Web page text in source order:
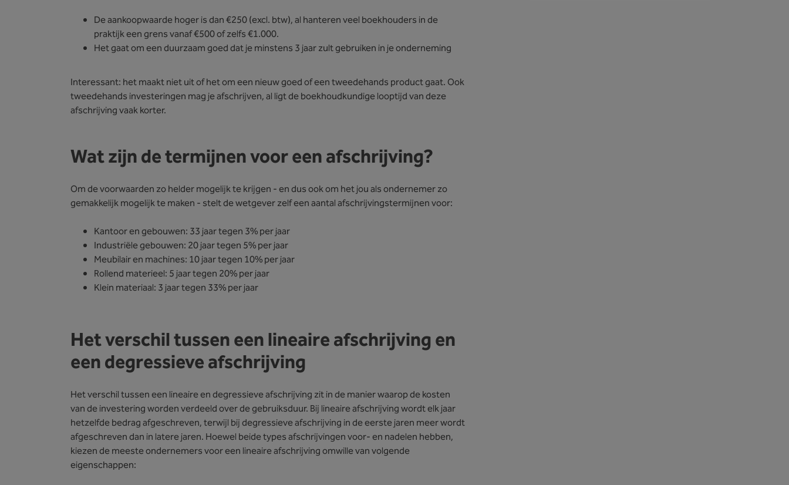
De aankoopwaarde hoger is dan €250 (excl. btw), al hanteren veel boekhouders in de
praktijk een grens vanaf €500 of zelfs €1.000.
Het gaat om een duurzaam goed dat je minstens 3 jaar zult gebruiken in je onderneming
Interessant: het maakt niet uit of het om een nieuw goed of een tweedehands product gaat. Ook
tweedehands investeringen mag je afschrijven, al ligt de boekhoudkundige looptijd van deze
afschrijving vaak korter.
Wat zijn de termijnen voor een afschrijving?
Om de voorwaarden zo helder mogelijk te krijgen - en dus ook om het jou als ondernemer zo
gemakkelijk mogelijk te maken - stelt de wetgever zelf een aantal afschrijvingstermijnen voor:
Kantoor en gebouwen: 33 jaar tegen 3% per jaar
Industriële gebouwen: 20 jaar tegen 5% per jaar
Meubilair en machines: 10 jaar tegen 10% per jaar
Rollend materieel: 5 jaar tegen 20% per jaar
Klein materiaal: 3 jaar tegen 33% per jaar
Het verschil tussen een lineaire afschrijving en
een degressieve afschrijving
Het verschil tussen een lineaire en degressieve afschrijving zit in de manier waarop de kosten
van de investering worden verdeeld over de gebruiksduur. Bij lineaire afschrijving wordt elk jaar
hetzelfde bedrag afgeschreven, terwijl bij degressieve afschrijving in de eerste jaren meer wordt
afgeschreven dan in latere jaren. Hoewel beide types afschrijvingen voor- en nadelen hebben,
kiezen de meeste ondernemers voor een lineaire afschrijving omwille van volgende
eigenschappen: